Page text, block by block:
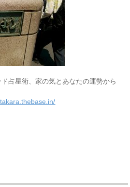
占星術、家の気とあなたの運勢から